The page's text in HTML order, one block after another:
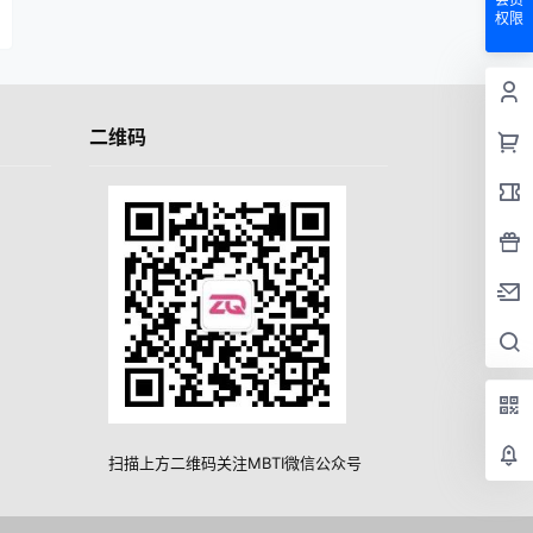
权限
二维码
扫描上方二维码关注MBTI微信公众号